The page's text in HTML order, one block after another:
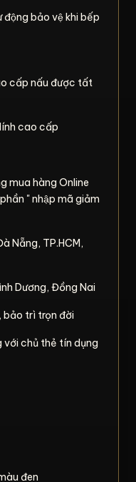
bảo vệ khi bếp
cấp nấu được tất
cao cấp
mua hàng Online
" nhập mã giảm
Nẵng, TP.HCM,
Dương, Đồng Nai
bảo trì trọn đời
với chủ thẻ tín dụng
đen